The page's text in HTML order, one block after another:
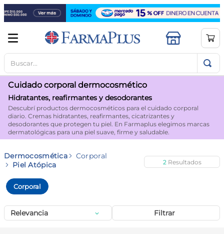
Buscar...
Cuidado corporal dermocosmético
Hidratantes, reafirmantes y desodorantes
Descubrí productos dermocosméticos para el cuidado corporal
diario. Cremas hidratantes, reafirmantes, cicatrizantes y
desodorantes que protegen tu piel. En Farmaplus elegimos marcas
dermatológicas para una piel suave, firme y saludable.
Dermocosmética
Corporal
Piel Atópica
2
Corporal
Filtrar
Relevancia
TÉRMINOS MÁS BUSCADOS
1.
mela b3
2.
cerave limpieza
3.
creatina
4.
loreal
6.
proteina
7.
ibuprofeno
9.
contorno ojos